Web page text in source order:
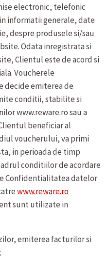
electronic, telefonic
informatii generale, date
despre produsele si/sau
Odata inregistrata si
Clientul este de acord si
Voucherele
decide emiterea de
conditii, stabilite si
www.reware.ro sau a
beneficiar al
voucherului, va primi
in perioada de timp
conditiilor de acordare
Confidentialitatea datelor
www.reware.ro
sunt utilizate in
emiterea facturilor si